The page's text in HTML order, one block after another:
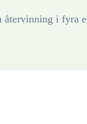
återvinning i fyra